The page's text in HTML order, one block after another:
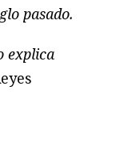
pasado.
explica